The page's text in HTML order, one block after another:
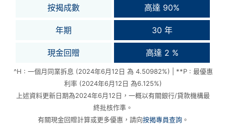
按揭成數 高達 90%
年期 30 年
現金回贈 高達 2 %
^H : 一個月同業拆息 (2024年6月12日 為 4.50982%) | **P : 最優惠
利率 (2024年6月12日 為6.125%)
上述資料更新日期為2024年6月12日，一概以有關銀行/貸款機構最
終批核作準。
有關現金回贈計算或更多優惠，請向按揭專員查詢。